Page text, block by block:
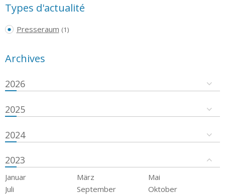
Types d'actualité
Presseraum (1)
Archives
2026
2025
2024
2023
Januar März
Mai
Juli
September
Oktober